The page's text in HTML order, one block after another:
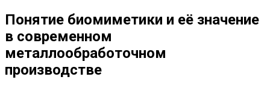
Понятие биомиметики и её значение
в современном
металлообработочном
производстве